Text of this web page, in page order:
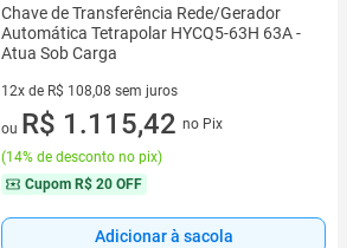
Chave de Transferência Rede/Gerador
Automática Tetrapolar HYCQ5-63H 63A -
Atua Sob Carga
12x de R$ 108,08 sem juros
12 vez de R$ 108,08 sem juros
ou R$ 1.115,42 no Pix
(14% de desconto no pix)
Cupom R$ 20 OFF
Adicionar à sacola